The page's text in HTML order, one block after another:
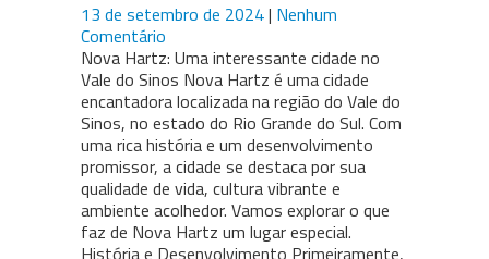
13 de setembro de 2024| Nenhum
Comentário
Nova Hartz: Uma interessante cidade no
Vale do Sinos Nova Hartz é uma cidade
encantadora localizada na região do Vale do
Sinos, no estado do Rio Grande do Sul. Com
uma rica história e um desenvolvimento
promissor, a cidade se destaca por sua
qualidade de vida, cultura vibrante e
ambiente acolhedor. Vamos explorar o que
faz de Nova Hartz um lugar especial.